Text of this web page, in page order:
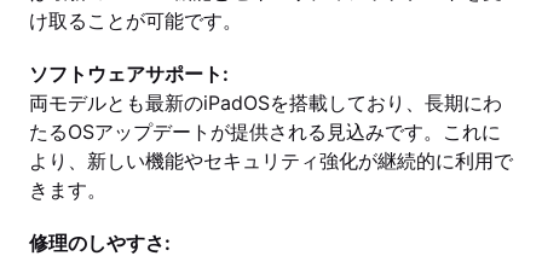
け取ることが可能です。
ソフトウェアサポート:
両モデルとも最新のiPadOSを搭載しており、長期にわ
たるOSアップデートが提供される見込みです。これに
より、新しい機能やセキュリティ強化が継続的に利用で
きます。
修理のしやすさ: